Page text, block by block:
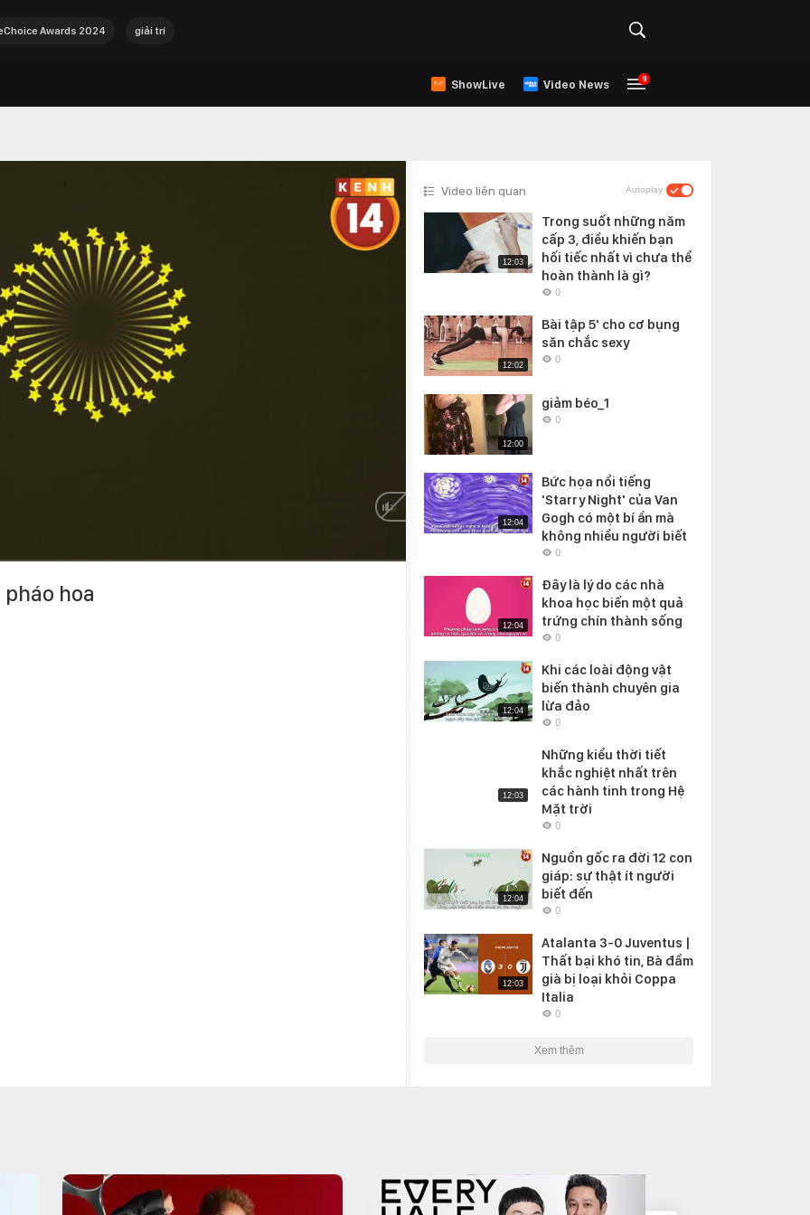
Awards 2024 giải trí
ShowLive Video News 9
hoa
Video liên quan Autoplay
12:03
Trong suốt những năm
cấp 3, điều khiến bạn
hối tiếc nhất vì chưa thể
hoàn thành là gì?
0
12:02
Bài tập 5' cho cơ bụng
săn chắc sexy
0
12:00
giảm béo_1
0
12:04
Bức họa nổi tiếng
'Starry Night' của Van
Gogh có một bí ẩn mà
không nhiều người biết
0
12:04
Đây là lý do các nhà
khoa học biến một quả
trứng chín thành sống
0
12:04
Khi các loài động vật
biến thành chuyên gia
lừa đảo
0
12:03
Những kiểu thời tiết
khắc nghiệt nhất trên
các hành tinh trong Hệ
Mặt trời
0
12:04
Nguồn gốc ra đời 12 con
giáp: sự thật ít người
biết đến
0
12:03
Atalanta 3-0 Juventus |
Thất bại khó tin, Bà đầm
già bị loại khỏi Coppa
Italia
0
Xem thêm